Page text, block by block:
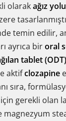
olarakağız
temin edilir,
ayrıca biroral
tablet
aktifclozapine
sıra,
gerekli olan